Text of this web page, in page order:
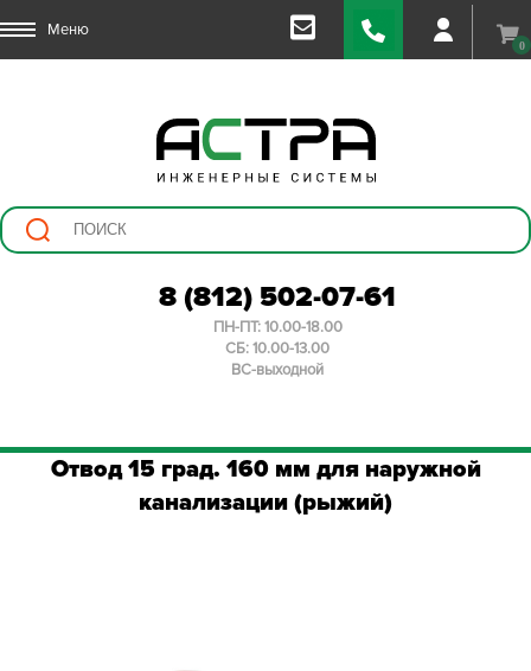
Меню
0
8 (812) 502-07-61
ПН-ПТ: 10.00-18.00
СБ: 10.00-13.00
ВС-выходной
Отвод 15 град. 160 мм для наружной
канализации (рыжий)